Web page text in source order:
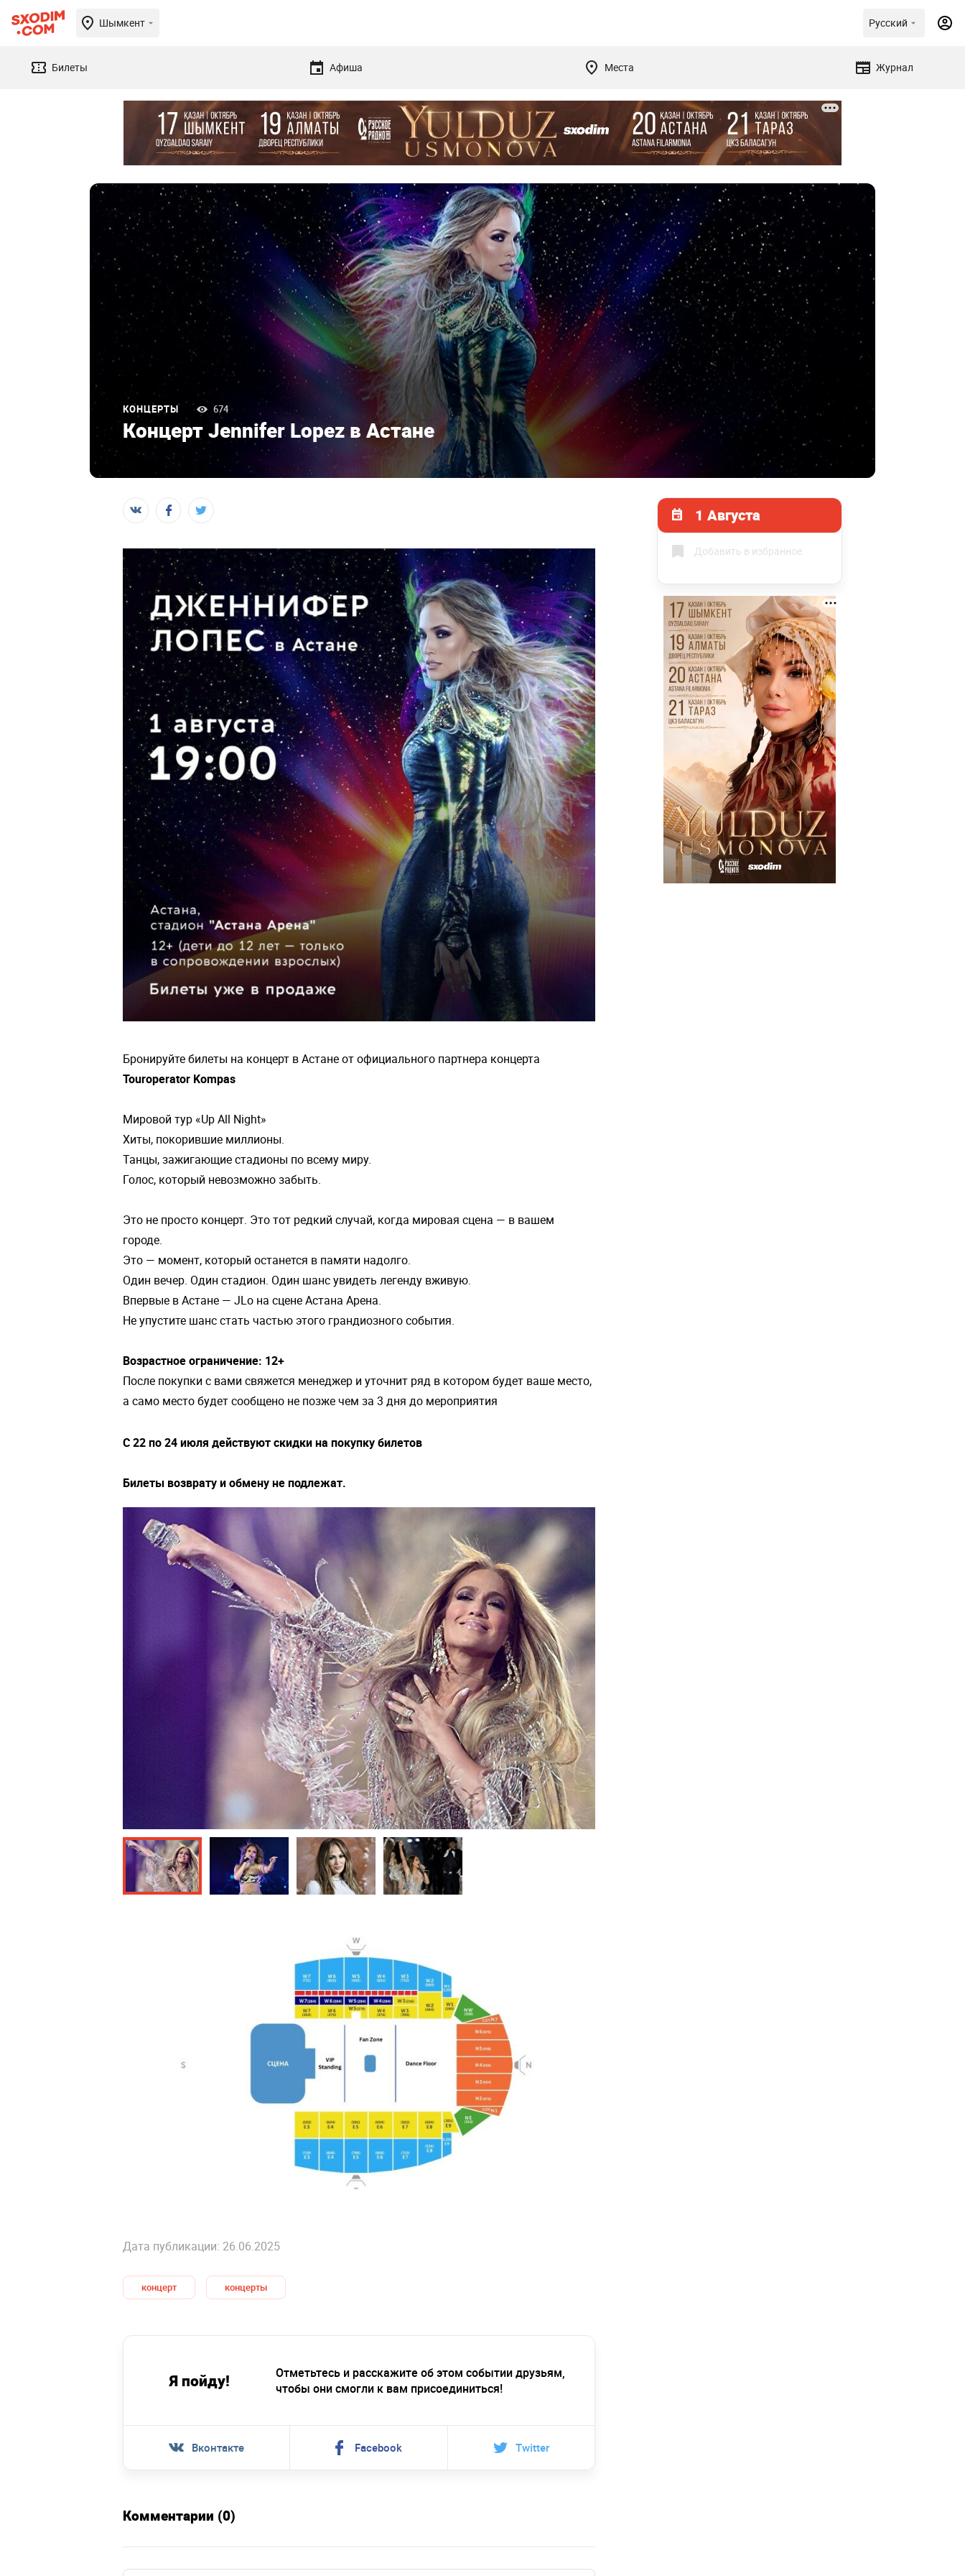
Шымкент Русский
Билеты Афиша Места Журнал
КОНЦЕРТЫ 674
Концерт Jennifer Lopez в Астане
1 Августа
Добавить в избранное
Бронируйте билеты на концерт в Астане от официального партнера концерта
Touroperator Kompas
Мировой тур «Up All Night»
Хиты, покорившие миллионы.
Танцы, зажигающие стадионы по всему миру.
Голос, который невозможно забыть.
Это не просто концерт. Это тот редкий случай, когда мировая сцена — в вашем
городе.
Это — момент, который останется в памяти надолго.
Один вечер. Один стадион. Один шанс увидеть легенду вживую.
Впервые в Астане — JLo на сцене Астана Арена.
Не упустите шанс стать частью этого грандиозного события.
Возрастное ограничение: 12+
После покупки с вами свяжется менеджер и уточнит ряд в котором будет ваше место,
а само место будет сообщено не позже чем за 3 дня до мероприятия
С 22 по 24 июля действуют скидки на покупку билетов
Билеты возврату и обмену не подлежат.
Дата публикации: 26.06.2025
концерт концерты
Я пойду!
Отметьтесь и расскажите об этом событии друзьям,
чтобы они смогли к вам присоединиться!
Вконтакте Facebook Twitter
Комментарии (0)